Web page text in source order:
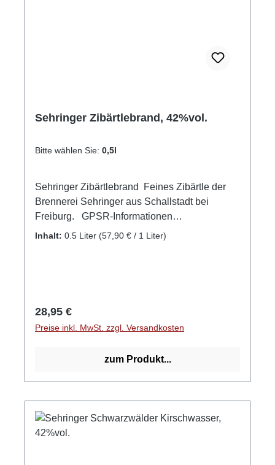
Sehringer Zibärtlebrand, 42%vol.
Bitte wählen Sie: 0,5l
Sehringer Zibärtlebrand Feines Zibärtle der
Brennerei Sehringer aus Schallstadt bei
Freiburg. GPSR-Informationen
HerstellerFirma: Obsthof Sehringer GbRLand:
Inhalt: 0.5 Liter (57,90 € / 1 Liter)
Regulärer Preis:
28,95 €
Preise inkl. MwSt. zzgl. Versandkosten
zum Produkt...